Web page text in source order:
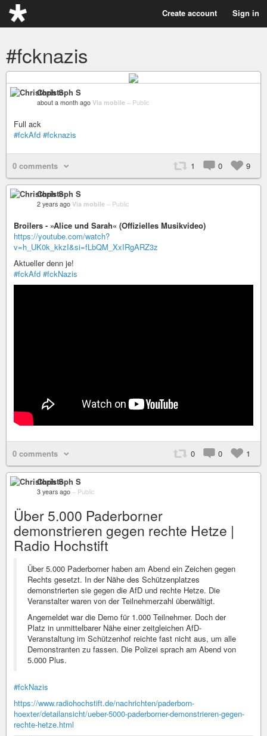
Create account Sign in
#fcknazis
Christoph S
about a month ago Via mobile – Public
Full ack
#fckAfd #fcknazis
0 comments 1 0 9
Christoph S
2 years ago Via mobile – Public
Broilers - »Alice und Sarah« (Offizielles Musikvideo)
https://youtube.com/watch?
v=h_UK0k_kkzI&si=fLbQM_XxIRgARZ3z
Aktueller denn je!
#fckAfd #fckNazis
0 comments 0 0 1
Christoph S
3 years ago – Public
Über 5.000 Paderborner
demonstrieren gegen rechte Hetze |
Radio Hochstift
Über 5.000 Paderborner haben am Abend ein Zeichen gegen
Rechts gesetzt. In der Nähe des Schützenplatzes
demonstrierten sie gegen die AfD und rechte Hetze. Die
Veranstalter waren von der Teilnehmerzahl überwältigt.
Angemeldet war die Demo für 1.000 Teilnehmer. Doch der
Platz in unmittelbarer Nähe einer zeitgleichen AfD-
Veranstaltung im Schützenhof reichte fast nicht aus, um alle
Demonstranten zu fassen. Die Polizei sprach am Abend von
5.000 Plus.
#fckNazis
https://www.radiohochstift.de/nachrichten/paderborn-
hoexter/detailansicht/ueber-5000-paderborner-demonstrieren-gegen-
rechte-hetze.html